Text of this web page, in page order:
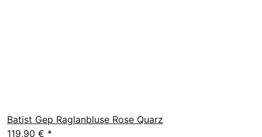
Batist Gep Raglanbluse Rose Quarz
119,90 € *